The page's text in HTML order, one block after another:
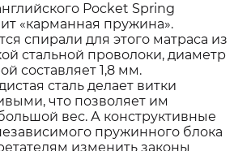
Pocket Spring
«карманная пружина».
спирали для этого матраса из
стальной проволоки, диаметр
составляет 1,8 мм.
сталь делает витки
что позволяет им
вес. А конструктивные
пружинного блока
изменить законы